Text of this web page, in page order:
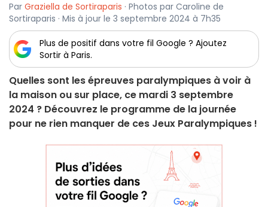
Par Graziella de Sortiraparis · Photos par Caroline de
Sortiraparis · Mis à jour le 3 septembre 2024 à 7h35
Plus de positif dans votre fil Google ? Ajoutez
Sortir à Paris.
Quelles sont les épreuves paralympiques à voir à
la maison ou sur place, ce mardi 3 septembre
2024 ? Découvrez le programme de la journée
pour ne rien manquer de ces Jeux Paralympiques !